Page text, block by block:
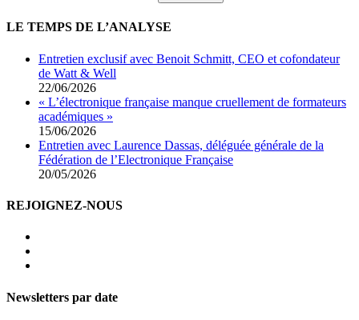
LE TEMPS DE L’ANALYSE
Entretien exclusif avec Benoit Schmitt, CEO et cofondateur
de Watt & Well
22/06/2026
« L’électronique française manque cruellement de formateurs
académiques »
15/06/2026
Entretien avec Laurence Dassas, déléguée générale de la
Fédération de l’Electronique Française
20/05/2026
REJOIGNEZ-NOUS
Newsletters par date